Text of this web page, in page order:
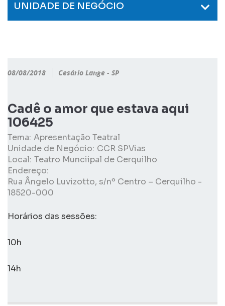
UNIDADE DE NEGÓCIO
08/08/2018 Cesário Lange - SP
Cadê o amor que estava aqui
106425
Tema: Apresentação Teatral
Unidade de Negócio: CCR SPVias
Local: Teatro Munciipal de Cerquilho
Endereço:
Rua Ângelo Luvizotto, s/nº Centro – Cerquilho -
18520-000
Horários das sessões:
10h
14h